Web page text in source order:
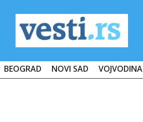
BEOGRAD NOVI SAD VOJVODINA